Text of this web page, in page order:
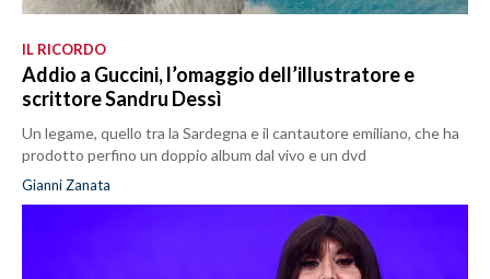
IL RICORDO
Addio a Guccini, l’omaggio dell’illustratore e
scrittore Sandru Dessì
Un legame, quello tra la Sardegna e il cantautore emiliano, che ha
prodotto perfino un doppio album dal vivo e un dvd
Gianni Zanata